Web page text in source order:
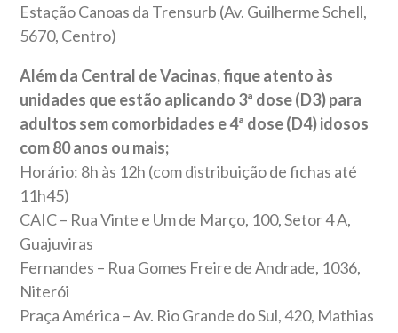
Estação Canoas da Trensurb (Av. Guilherme Schell,
5670, Centro)
Além da Central de Vacinas, fique atento às
unidades que estão aplicando 3ª dose (D3) para
adultos sem comorbidades e 4ª dose (D4) idosos
com 80 anos ou mais;
Horário: 8h às 12h (com distribuição de fichas até
11h45)
CAIC – Rua Vinte e Um de Março, 100, Setor 4 A,
Guajuviras
Fernandes – Rua Gomes Freire de Andrade, 1036,
Niterói
Praça América – Av. Rio Grande do Sul, 420, Mathias